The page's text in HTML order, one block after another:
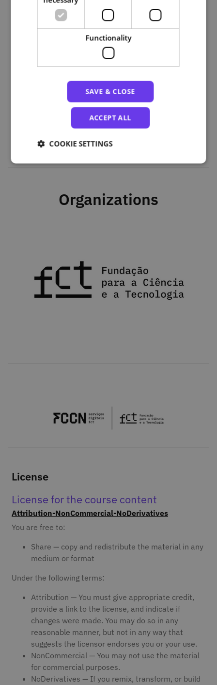
carácter informativo.
Organizations
License
License for the course content
Attribution-NonCommercial-NoDerivatives
You are free to:
Share — copy and redistribute the material in any
medium or format
Under the following terms:
Attribution — You must give appropriate credit,
provide a link to the license, and indicate if
changes were made. You may do so in any
reasonable manner, but not in any way that
suggests the licensor endorses you or your use.
NonCommercial — You may not use the material
for commercial purposes.
NoDerivatives — If you remix, transform, or build
Functionality
SAVE & CLOSE
ACCEPT ALL
COOKIE SETTINGS